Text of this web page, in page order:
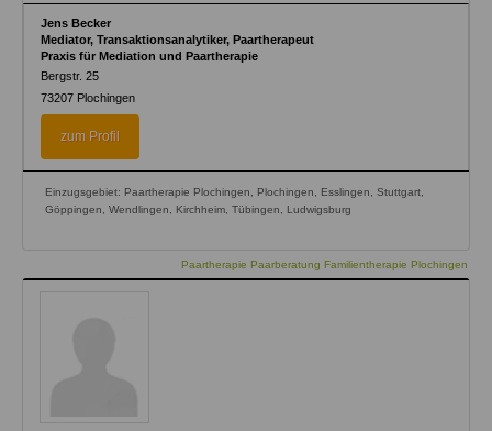
Jens Becker
Mediator, Transaktionsanalytiker, Paartherapeut
Praxis für Mediation und Paartherapie
Bergstr. 25
73207 Plochingen
zum Profil
Einzugsgebiet: Paartherapie Plochingen, Plochingen, Esslingen, Stuttgart,
Göppingen, Wendlingen, Kirchheim, Tübingen, Ludwigsburg
Paartherapie Paarberatung Familientherapie Plochingen